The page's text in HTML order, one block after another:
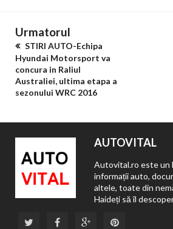
Urmatorul
STIRI AUTO-Echipa
Hyundai Motorsport va
concura in Raliul
Australiei, ultima etapa a
sezonului WRC 2016
AUTOVITAL
Autovital.ro este un
informații auto,
altele, toate din
Haideți să îl